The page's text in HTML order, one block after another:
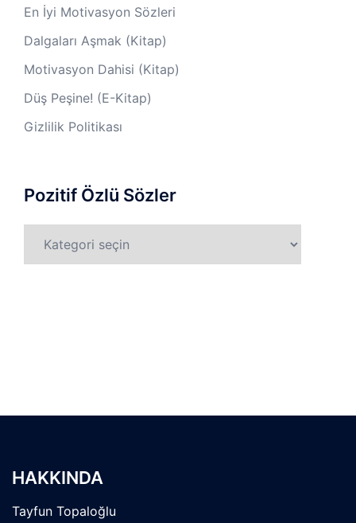
En İyi Motivasyon Sözleri
Dalgaları Aşmak (Kitap)
Motivasyon Dahisi (Kitap)
Düş Peşine! (E-Kitap)
Gizlilik Politikası
Pozitif Özlü Sözler
HAKKINDA
Tayfun Topaloğlu